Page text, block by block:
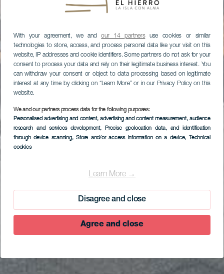
With your agreement, we andour 14 partnersuse cookies or similar
technologies to store, access, and process personal data like your visit on this
website, IP addresses and cookie identifiers. Some partners do not ask for your
consent to process your data and rely on their legitimate business interest. You
can withdraw your consent or object to data processing based on legitimate
interest at any time by clicking on “Learn More” or in our Privacy Policy on this
website.
We and our partners process data for the following purposes:
Personalised advertising and content, advertising and content measurement, audience
research and services development, Precise geolocation data, and identification
through device scanning, Store and/or access information on a device, Technical
cookies
Learn More →
Disagree and close
Agree and close